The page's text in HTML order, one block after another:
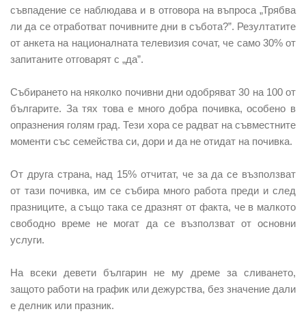
съвпадение се наблюдава и в отговора на въпроса „Трябва
ли да се отработват почивните дни в събота?”. Резултатите
от анкета на националната телевизия сочат, че само 30% от
запитаните отговарят с „да”.
Събирането на няколко почивни дни одобряват 30 на 100 от
българите. За тях това е много добра почивка, особено в
опразнения голям град. Тези хора се радват на съвместните
моменти със семейства си, дори и да не отидат на почивка.
От друга страна, над 15% отчитат, че за да се възползват
от тази почивка, им се събира много работа преди и след
празниците, а също така се дразнят от факта, че в малкото
свободно време не могат да се възползват от основни
услуги.
На всеки девети българин не му дреме за сливането,
защото работи на график или дежурства, без значение дали
е делник или празник.